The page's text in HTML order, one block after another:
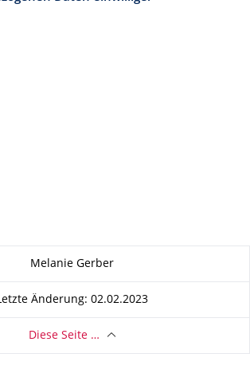
Melanie Gerber
Letzte Änderung: 02.02.2023
Diese Seite …